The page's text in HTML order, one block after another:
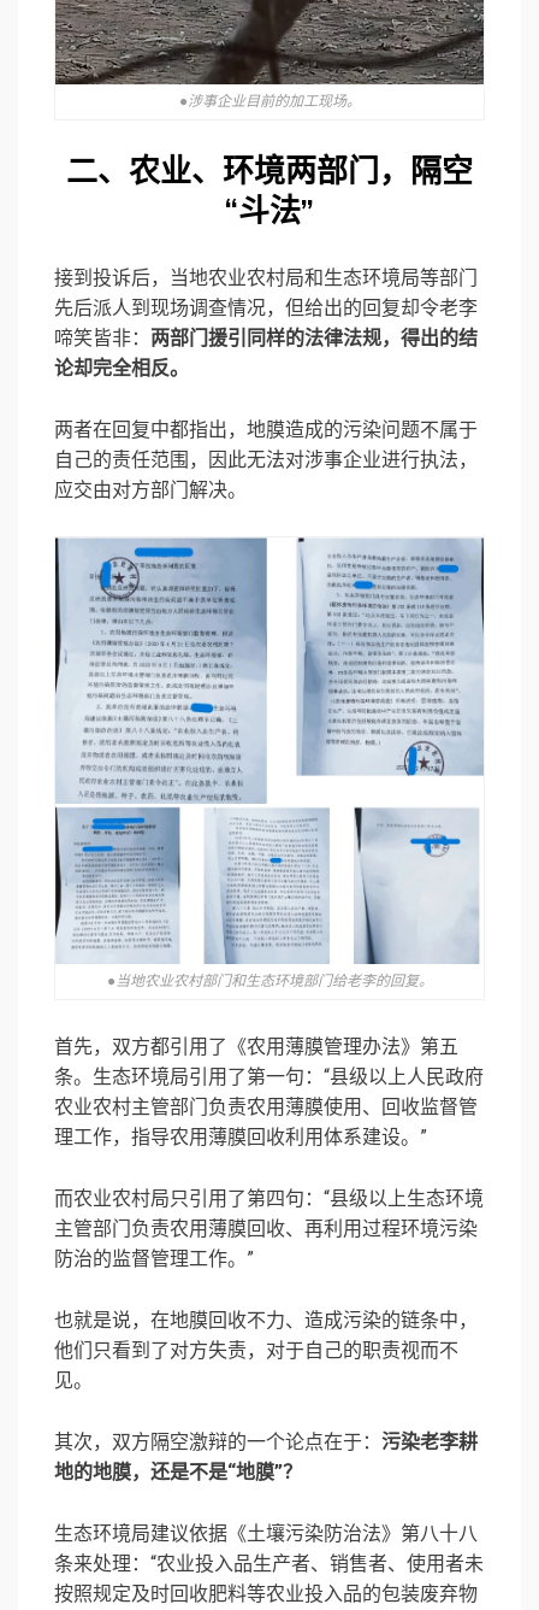
●涉事企业目前的加工现场。
二、农业、环境两部门， 隔空
“斗法”
接到投诉后，当地农业农村局和生态环境局等部门
先后派人到现场调查情况，但给出的回复却令老李
啼笑皆非： 两部门援引同样的法律法规，得出的结
论却完全相反。
两者在回复中都指出，地膜造成的污染问题不属于
自己的责任范围，因此无法对涉事企业进行执法，
应交由对方部门解决。
●当地农业农村部门和生态环境部门给老李的回复。
首先，双方都引用了《农用薄膜管理办法》第五
条。生态环境局引用了第一句：“县级以上人民政府
农业农村主管部门负责农用薄膜使用、回收监督管
理工作，指导农用薄膜回收利用体系建设。”
而农业农村局只引用了第四句：“县级以上生态环境
主管部门负责农用薄膜回收、再利用过程环境污染
防治的监督管理工作。”
也就是说，在地膜回收不力、造成污染的链条中，
他们只看到了对方失责，对于自己的职责视而不
见。
其次，双方隔空激辩的一个论点在于： 污染老李耕
地的地膜，还是不是“地膜”？
生态环境局建议依据《土壤污染防治法》第八十八
条来处理：“农业投入品生产者、销售者、使用者未
按照规定及时回收肥料等农业投入品的包装废弃物